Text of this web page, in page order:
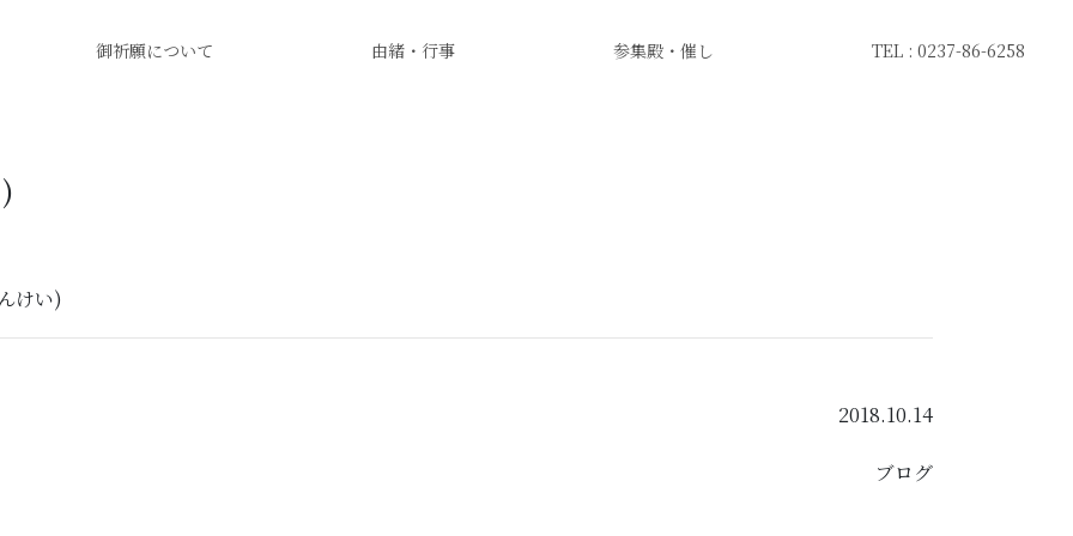
御祈願について 由緒・行事 参集殿・催し TEL : 0237-86-6258
けい)
2018.10.14
ブログ